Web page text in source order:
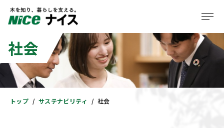
企業情報
事業紹介
社会
トップ サステナビリティ 社会